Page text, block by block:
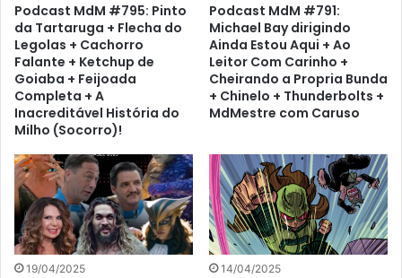
Podcast MdM #795: Pinto
da Tartaruga + Flecha do
Legolas + Cachorro
Falante + Ketchup de
Goiaba + Feijoada
Completa + A
Inacreditável História do
Milho (Socorro)!
Podcast MdM #791:
Michael Bay dirigindo
Ainda Estou Aqui + Ao
Leitor Com Carinho +
Cheirando a Propria Bunda
+ Chinelo + Thunderbolts +
MdMestre com Caruso
19/04/2025 14/04/2025